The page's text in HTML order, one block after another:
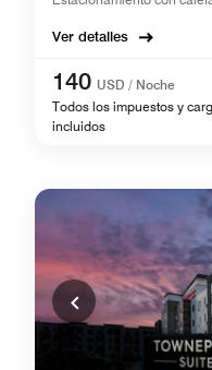
Ver detalles
140 USD / Noche
Todos los impuestos y
incluidos